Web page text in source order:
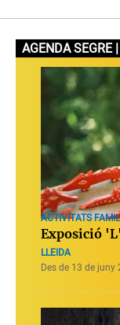
AGENDA SEGRE
ACTIVITATS
Exposició
LLEIDA
Des de 13 de juny